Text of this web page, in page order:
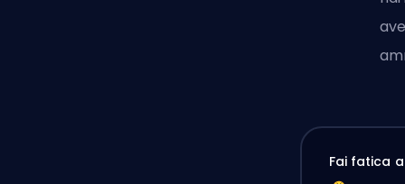
Fai fatica